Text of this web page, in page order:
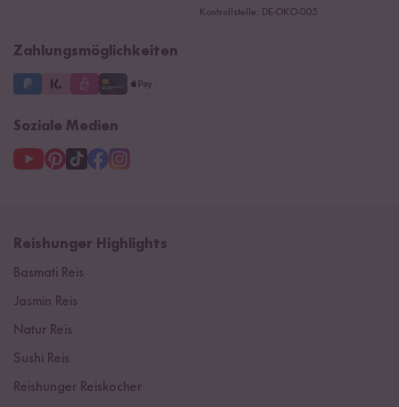
Kontrollstelle: DE-ÖKO-005
Zahlungsmöglichkeiten
Soziale Medien
Reishunger Highlights
Basmati Reis
Jasmin Reis
Natur Reis
Sushi Reis
Reishunger Reiskocher